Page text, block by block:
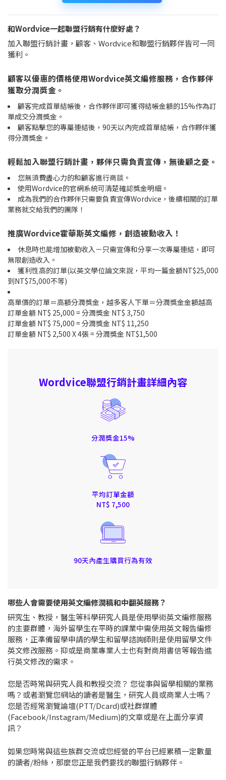
和Wordvice一起聯盟行銷有什麼好處？
加入聯盟行銷計畫，顧客、Wordvice和聯盟行銷夥伴皆可一同
獲利。
顧客以優惠的價格使用Wordvice英文編修服務，合作夥伴
獲取分潤獎金。
顧客完成首單結帳後，合作夥伴即可獲得結帳金額的15%作為訂
單成交分潤獎金。
顧客點擊您的專屬連結後，90天以內完成首單結帳，合作夥伴獲
得分潤獎金。
輕鬆加入聯盟行銷計畫，夥伴只需負責宣傳，無後顧之憂。
您無須費盡心力的和顧客進行商談。
使用Wordvice的官網系統可清楚確認獎金明細。
成為我們的合作夥伴只需要負責宣傳Wordvice，後續相關的訂單
業務就交給我們的團隊！
推廣Wordvice霍華斯英文編修，創造被動收入！
休息時也能增加被動收入－只需宣傳和分享一次專屬連結，即可
無限創造收入。
獲利性高的訂單(以英文學位論文來說，平均一篇金額NT$25,000
到NT$75,000不等)
高單價的訂單＝高額分潤獎金，越多客人下單＝分潤獎金金額越高
訂單金額 NT$ 25,000 = 分潤獎金 NT$ 3,750
訂單金額 NT$ 75,000 = 分潤獎金 NT$ 11,250
訂單金額 NT$ 2,500 X 4張 = 分潤獎金 NT$1,500
Wordvice聯盟行銷計畫詳細內容
分潤獎金15%
平均訂單金額
NT$ 7,500
90天內產生購買行為有效
哪些人會需要使用英文編修潤稿和中翻英服務？
研究生、教授，醫生等科學研究人員是使用學術英文編修服務
的主要群體，海外留學生在平時的課業中需使用英文報告編修
服務，正準備留學申請的學生和留學諮詢師則是使用留學文件
英文修改服務。抑或是商業專業人士也有對商用書信等報告進
行英文修改的需求。
您是否時常與研究人員和教授交流？ 您從事與留學相關的業務
嗎？或者瀏覽您網站的讀者是醫生，研究人員或商業人士嗎？
您是否經常瀏覽論壇(PTT/Dcard)或社群媒體
(Facebook/Instagram/Medium)的文章或是在上面分享資
訊？
如果您時常與這些族群交流或您經營的平台已經累積一定數量
的讀者/粉絲，那麼您正是我們要找的聯盟行銷夥伴。